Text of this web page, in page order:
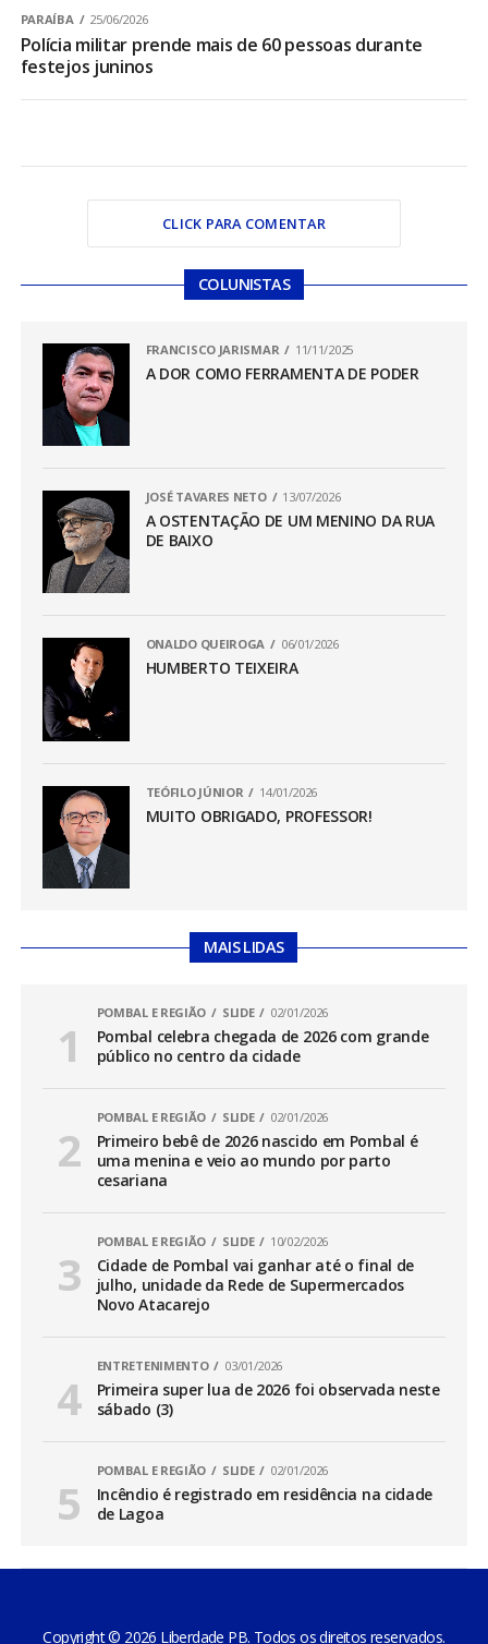
PARAÍBA 25/06/2026
Polícia militar prende mais de 60 pessoas durante
festejos juninos
CLICK PARA COMENTAR
COLUNISTAS
FRANCISCO JARISMAR 11/11/2025
A DOR COMO FERRAMENTA DE PODER
JOSÉ TAVARES NETO 13/07/2026
A OSTENTAÇÃO DE UM MENINO DA RUA
DE BAIXO
ONALDO QUEIROGA 06/01/2026
HUMBERTO TEIXEIRA
TEÓFILO JÚNIOR 14/01/2026
MUITO OBRIGADO, PROFESSOR!
MAIS LIDAS
POMBAL E REGIÃO SLIDE 02/01/2026
Pombal celebra chegada de 2026 com grande
público no centro da cidade
POMBAL E REGIÃO SLIDE 02/01/2026
Primeiro bebê de 2026 nascido em Pombal é
uma menina e veio ao mundo por parto
cesariana
POMBAL E REGIÃO SLIDE 10/02/2026
Cidade de Pombal vai ganhar até o final de
julho, unidade da Rede de Supermercados
Novo Atacarejo
ENTRETENIMENTO 03/01/2026
Primeira super lua de 2026 foi observada neste
sábado (3)
POMBAL E REGIÃO SLIDE 02/01/2026
Incêndio é registrado em residência na cidade
de Lagoa
Copyright © 2026 Liberdade PB. Todos os direitos reservados.